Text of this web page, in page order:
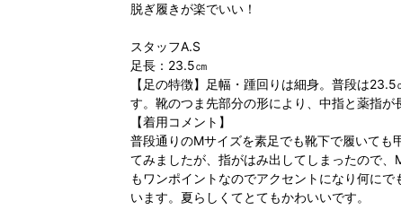
脱ぎ履きが楽でいい！
スタッフA.S
足長：23.5㎝
【足の特徴】足幅・踵回りは細身。普段は
す。靴のつま先部分の形により、中指と薬指が
【着用コメント】
普段通りのМサイズを素足でも靴下で履いても
てみましたが、指がはみ出してしまったので
もワンポイントなのでアクセントになり何に
います。夏らしくてとてもかわいいです。